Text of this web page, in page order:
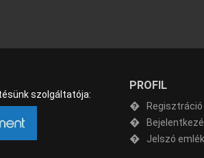
szolgáltatója:
PROFIL
Regisztráció
Jelszó